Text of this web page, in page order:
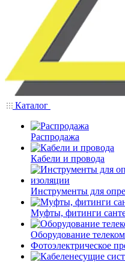
Каталог
Распродажа
Кабели и провода
Инструменты для
Муфты, фитинги
Оборудование
Фотоэлектрическое